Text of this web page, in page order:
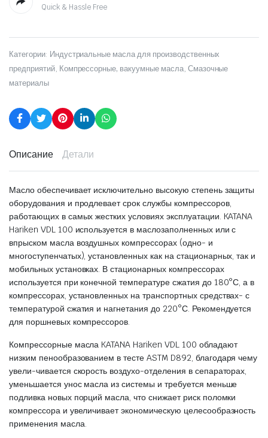
Quick & Hassle Free
Категории: Индустриальные масла для производственных
предприятий, Компрессорные, вакуумные масла, Смазочные
материалы
Описание Детали
Масло обеспечивает исключительно высокую степень защиты
оборудования и продлевает срок службы компрессоров,
работающих в самых жестких условиях эксплуатации. KATANA
Hariken VDL 100 используется в маслозаполненных или с
впрыском масла воздушных компрессорах (одно- и
многоступенчатых), установленных как на стационарных, так и
мобильных установках. В стационарных компрессорах
используется при конечной температуре сжатия до 180°С, а в
компрессорах, установленных на транспортных средствах- с
температурой сжатия и нагнетания до 220°С. Рекомендуется
для поршневых компрессоров.
Компрессорные масла KATANA Hariken VDL 100 обладают
низким пенообразованием в тесте ASTM D892, благодаря чему
увели-чивается скорость воздухо-отделения в сепараторах,
уменьшается унос масла из системы и требуется меньше
подливка новых порций масла, что снижает риск поломки
компрессора и увеличивает экономическую целесообразность
применения масла.